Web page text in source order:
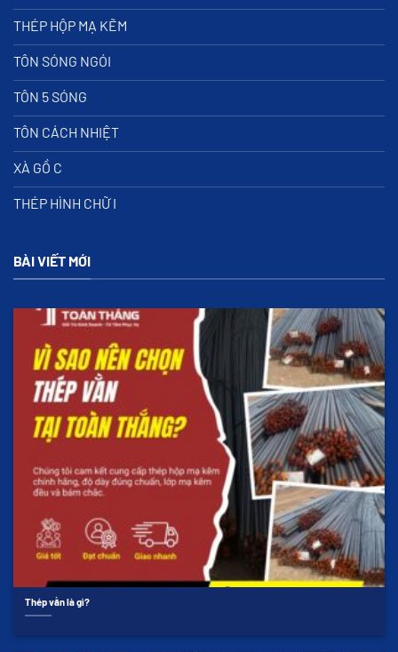
THÉP HỘP MẠ KẼM
TÔN SÓNG NGÓI
TÔN 5 SÓNG
TÔN CÁCH NHIỆT
XÀ GỒ C
THÉP HÌNH CHỮ I
BÀI VIẾT MỚI
Thép vằn là gì?